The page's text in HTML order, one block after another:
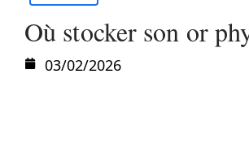
Où stocker son or
03/02/2026